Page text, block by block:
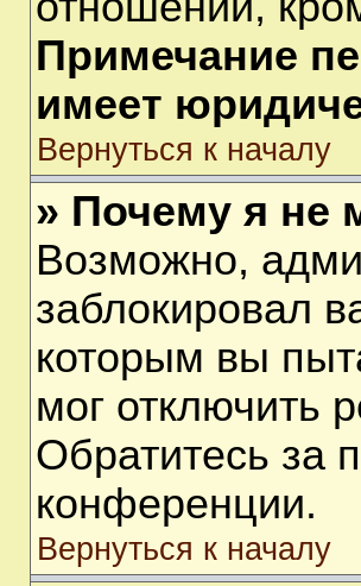
Примечание
имеет
Вернуться к началу
» Почему я не
Возможно,
заблокировал
которым вы
мог отключить
Обратитесь за
конференции.
Вернуться к началу